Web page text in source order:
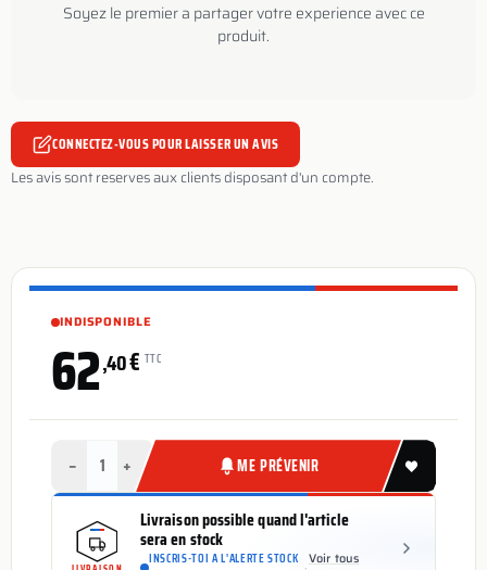
Soyez le premier a partager votre experience avec ce
produit.
CONNECTEZ-VOUS POUR LAISSER UN AVIS
Les avis sont reserves aux clients disposant d'un compte.
INDISPONIBLE
62,40€ TTC
− + ME PRÉVENIR
Livraison possible quand l'article
sera en stock
INSCRIS-TOI A L'ALERTE STOCK Voir tous